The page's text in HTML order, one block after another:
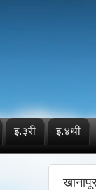
इ.३री इ.४थी